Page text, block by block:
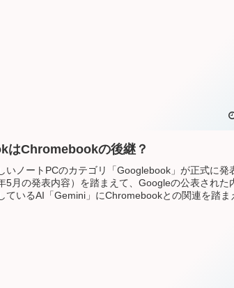
はChromebookの後継？
いノートPCのカテゴリ「Googlebook」が正式に発
5月の発表内容）を踏まえて、Googleの公表された
ているAI「Gemini」にChromebookとの関連を踏ま